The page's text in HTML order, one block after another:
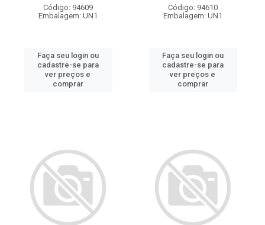
Código: 94609
Embalagem: UN1
Faça seu login ou
cadastre-se para
ver preços e
comprar
Código: 94610
Embalagem: UN1
Faça seu login ou
cadastre-se para
ver preços e
comprar